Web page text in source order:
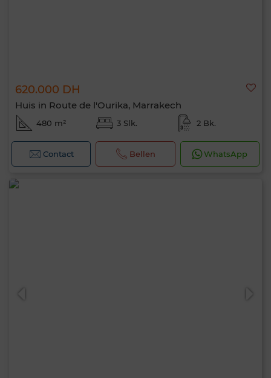
620.000 DH
Huis in Route de l'Ourika, Marrakech
480 m² 3 Slk. 2 Bk.
Contact Bellen WhatsApp